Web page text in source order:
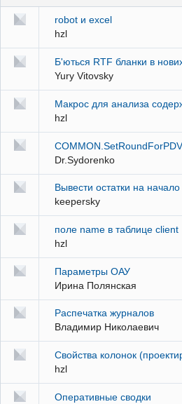
robot и excel
hzl
Б'ються RTF бланки в
Yury Vitovsky
Макрос для анализа
hzl
COMMON.SetRoundForPDV
Dr.Sydorenko
Вывести остатки на
keepersky
поле name в таблице client
hzl
Параметры ОАУ
Ирина Полянская
Распечатка журналов
Владимир Николаевич
Свойства колонок
hzl
Оперативные сводки